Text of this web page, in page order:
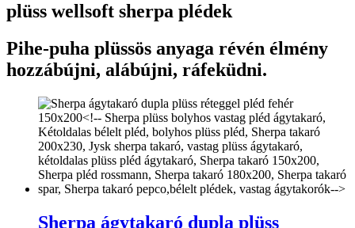
plüss wellsoft sherpa plédek
Pihe-puha plüssös anyaga révén élmény
hozzábújni, alábújni, ráfeküdni.
Sherpa ágytakaró dupla plüss